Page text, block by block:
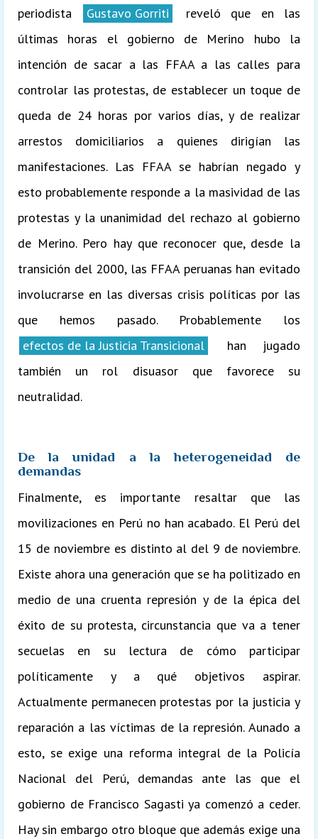
periodista
Gustavo Gorriti
reveló que en las
últimas horas el gobierno de Merino hubo la
intención de sacar a las FFAA a las calles para
controlar las protestas, de establecer un toque de
queda de 24 horas por varios días, y de realizar
arrestos domiciliarios a quienes dirigían las
manifestaciones. Las FFAA se habrían negado y
esto probablemente responde a la masividad de las
protestas y la unanimidad del rechazo al gobierno
de Merino. Pero hay que reconocer que, desde la
transición del 2000, las FFAA peruanas han evitado
involucrarse en las diversas crisis políticas por las
que hemos pasado. Probablemente los
efectos de la Justicia Transicional
han jugado
también un rol disuasor que favorece su
neutralidad.
De la unidad a la heterogeneidad de
demandas
Finalmente, es importante resaltar que las
movilizaciones en Perú no han acabado. El Perú del
15 de noviembre es distinto al del 9 de noviembre.
Existe ahora una generación que se ha politizado en
medio de una cruenta represión y de la épica del
éxito de su protesta, circunstancia que va a tener
secuelas en su lectura de cómo participar
políticamente y a qué objetivos aspirar.
Actualmente permanecen protestas por la justicia y
reparación a las víctimas de la represión. Aunado a
esto, se exige una reforma integral de la Policía
Nacional del Perú, demandas ante las que el
gobierno de Francisco Sagasti ya comenzó a ceder.
Hay sin embargo otro bloque que además exige una